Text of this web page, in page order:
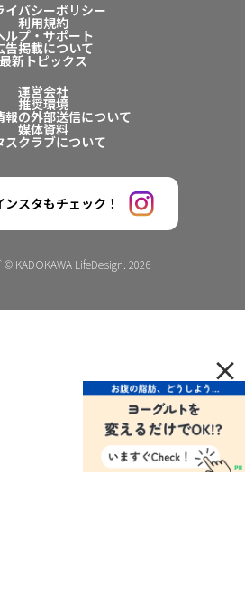
イバシーポリシー
利用規約
ルプ・サポート
告掲載について
最新トピックス
運営会社
推奨環境
報の外部送信について
媒体資料
スクラブについて
スタもチェック！
KADOKAWA LifeDesign. 2026
×